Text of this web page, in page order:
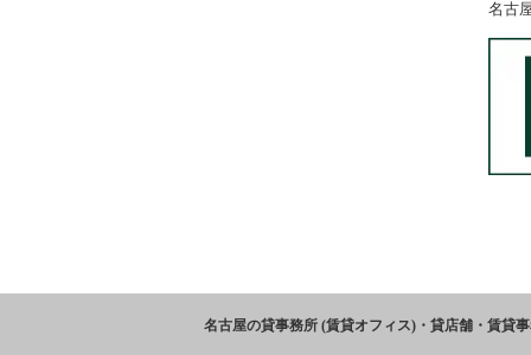
名古
名古屋の貸事務所 (賃貸オフィス)・貸店舗・賃貸